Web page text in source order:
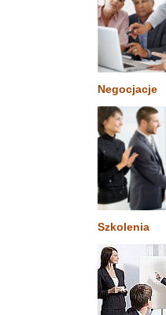
Negocjacje
Szkolenia